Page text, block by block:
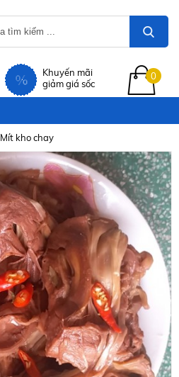
Khuyến mãi
giảm giá sốc
0
Mít kho chay